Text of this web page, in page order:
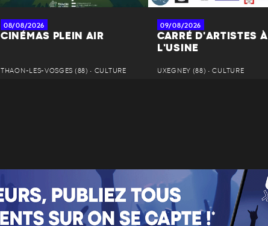
08/08/2026
CINÉMAS PLEIN AIR
THAON-LES-VOSGES (88) • CULTURE
09/08/2026
CARRÉ D'ARTISTES À
L'USINE
UXEGNEY (88) • CULTURE